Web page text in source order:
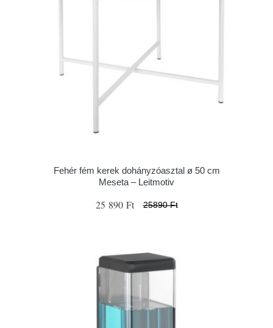
Fehér fém kerek dohányzóasztal ø 50 cm
Meseta – Leitmotiv
25 890 Ft 25890 Ft